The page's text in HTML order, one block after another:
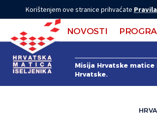
Korištenjem ove stranice prihvaćate
NOVOSTI
Misija Hrvatske
Hrvatske.